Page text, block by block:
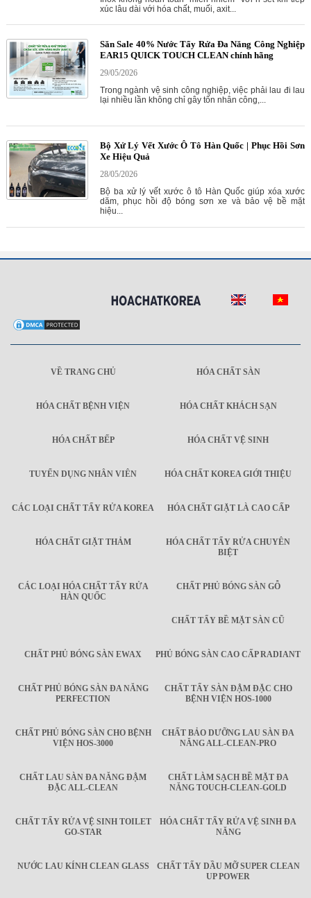
xúc lâu dài với hóa chất, muối, axit...
Săn Sale 40% Nước Tẩy Rửa Đa Năng Công Nghiệp
EAR15 QUICK TOUCH CLEAN chính hãng
29/05/2026
Trong ngành vệ sinh công nghiệp, việc phải lau đi lau
lại nhiều lần không chỉ gây tốn nhân công,...
Bộ Xử Lý Vết Xước Ô Tô Hàn Quốc | Phục Hồi Sơn
Xe Hiệu Quả
28/05/2026
Bộ ba xử lý vết xước ô tô Hàn Quốc giúp xóa xước
dăm, phục hồi độ bóng sơn xe và bảo vệ bề mặt
hiệu...
VỀ TRANG CHỦ HÓA CHẤT SÀN
HÓA CHẤT BỆNH VIỆN HÓA CHẤT KHÁCH SẠN
HÓA CHẤT BẾP HÓA CHẤT VỆ SINH
TUYỂN DỤNG NHÂN VIÊN HÓA CHẤT KOREA GIỚI THIỆU
CÁC LOẠI CHẤT TẨY RỬA KOREA HÓA CHẤT GIẶT LÀ CAO CẤP
HÓA CHẤT GIẶT THẢM
HÓA CHẤT TẨY RỬA CHUYÊN
BIỆT
CÁC LOẠI HÓA CHẤT TẨY RỬA
HÀN QUỐC
CHẤT PHỦ BÓNG SÀN GỖ
CHẤT TẨY BỀ MẶT SÀN CŨ
CHẤT PHỦ BÓNG SÀN EWAX PHỦ BÓNG SÀN CAO CẤP RADIANT
CHẤT PHỦ BÓNG SÀN ĐA NĂNG
PERFECTION
CHẤT TẨY SÀN ĐẬM ĐẶC CHO
BỆNH VIỆN HOS-1000
CHẤT PHỦ BÓNG SÀN CHO BỆNH
VIỆN HOS-3000
CHẤT BẢO DƯỠNG LAU SÀN ĐA
NĂNG ALL-CLEAN-PRO
CHẤT LAU SÀN ĐA NĂNG ĐẬM
ĐẶC ALL-CLEAN
CHẤT LÀM SẠCH BỀ MẶT ĐA
NĂNG TOUCH-CLEAN-GOLD
CHẤT TẨY RỬA VỆ SINH TOILET
GO-STAR
HÓA CHẤT TẨY RỬA VỆ SINH ĐA
NĂNG
NƯỚC LAU KÍNH CLEAN GLASS
CHẤT TẨY DẦU MỠ SUPER CLEAN
UP POWER